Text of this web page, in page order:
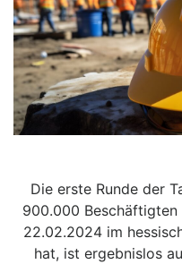
Die erste Runde der
900.000 Beschäftigten
22.02.2024 im
hat, ist ergebnislos